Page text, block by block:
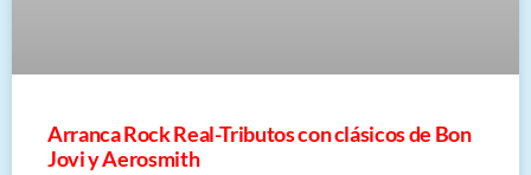
Arranca Rock Real-Tributos con clásicos de Bon
Jovi y Aerosmith